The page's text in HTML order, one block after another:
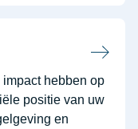
hebben op
positie van uw
en